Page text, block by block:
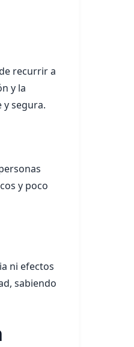
recurrir a
y la
segura.
y poco
ni efectos
sabiendo